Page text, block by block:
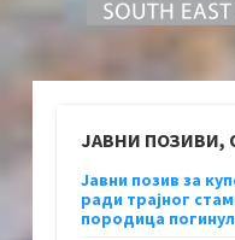
ЈАВНИ ПОЗИВИ,
Јавни позив за
ради трајног
породица